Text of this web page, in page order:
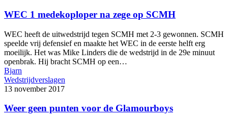
WEC 1 medekoploper na zege op SCMH
WEC heeft de uitwedstrijd tegen SCMH met 2-3 gewonnen. SCMH
speelde vrij defensief en maakte het WEC in de eerste helft erg
moeilijk. Het was Mike Linders die de wedstrijd in de 29e minuut
openbrak. Hij bracht SCMH op een…
Bjarn
Wedstrijdverslagen
13 november 2017
Weer geen punten voor de Glamourboys